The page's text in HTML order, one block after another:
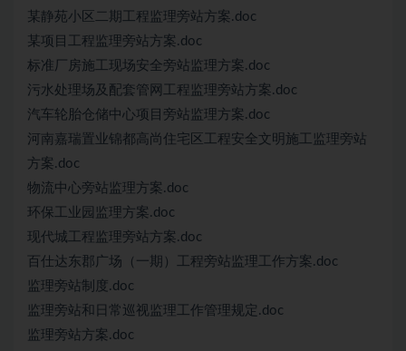
某静苑小区二期工程监理旁站方案.doc
某项目工程监理旁站方案.doc
标准厂房施工现场安全旁站监理方案.doc
污水处理场及配套管网工程监理旁站方案.doc
汽车轮胎仓储中心项目旁站监理方案.doc
河南嘉瑞置业锦都高尚住宅区工程安全文明施工监理旁站
方案.doc
物流中心旁站监理方案.doc
环保工业园监理方案.doc
现代城工程监理旁站方案.doc
百仕达东郡广场（一期）工程旁站监理工作方案.doc
监理旁站制度.doc
监理旁站和日常巡视监理工作管理规定.doc
监理旁站方案.doc